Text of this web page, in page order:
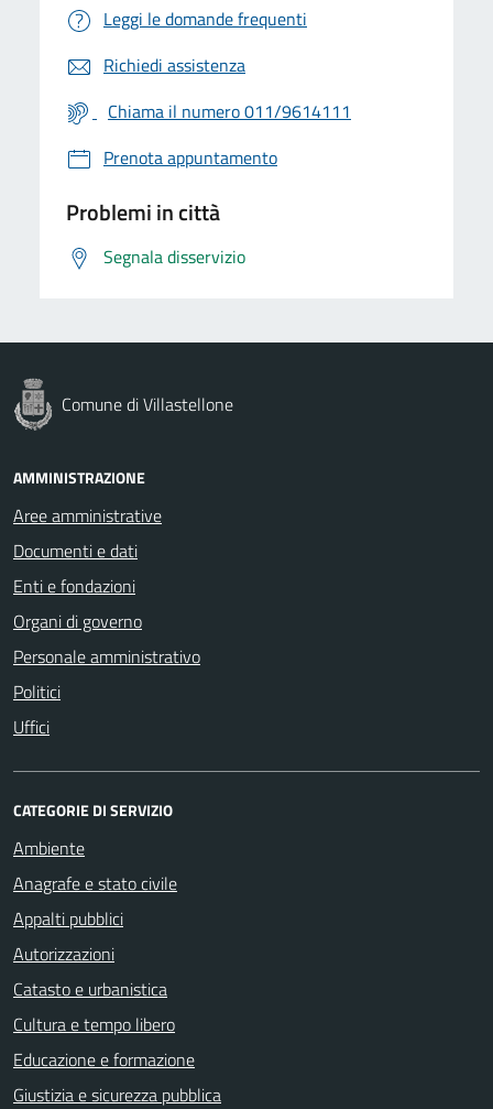
Leggi le domande frequenti
Richiedi assistenza
Chiama il numero 011/9614111
Prenota appuntamento
Problemi in città
Segnala disservizio
Comune di Villastellone
AMMINISTRAZIONE
Aree amministrative
Documenti e dati
Enti e fondazioni
Organi di governo
Personale amministrativo
Politici
Uffici
CATEGORIE DI SERVIZIO
Ambiente
Anagrafe e stato civile
Appalti pubblici
Autorizzazioni
Catasto e urbanistica
Cultura e tempo libero
Educazione e formazione
Giustizia e sicurezza pubblica